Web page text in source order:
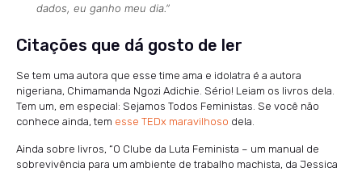
dados, eu ganho meu dia.”
Citações que dá gosto de ler
Se tem uma autora que esse time ama e idolatra é a autora
nigeriana, Chimamanda Ngozi Adichie. Sério! Leiam os livros dela.
Tem um, em especial: Sejamos Todos Feministas. Se você não
conhece ainda, tem esse TEDx maravilhoso dela.
Ainda sobre livros, “O Clube da Luta Feminista – um manual de
sobrevivência para um ambiente de trabalho machista, da Jessica